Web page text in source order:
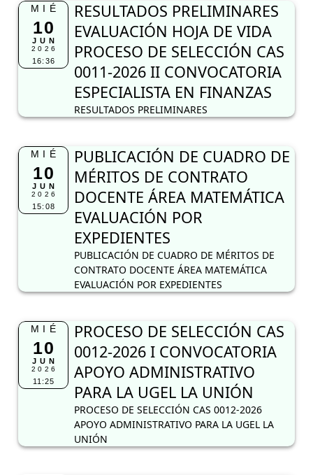
MIÉ
10
JUN
2026
16:36
RESULTADOS PRELIMINARES
EVALUACIÓN HOJA DE VIDA
PROCESO DE SELECCIÓN CAS
0011-2026 II CONVOCATORIA
ESPECIALISTA EN FINANZAS
RESULTADOS PRELIMINARES
MIÉ
10
JUN
2026
15:08
PUBLICACIÓN DE CUADRO DE
MÉRITOS DE CONTRATO
DOCENTE ÁREA MATEMÁTICA
EVALUACIÓN POR
EXPEDIENTES
PUBLICACIÓN DE CUADRO DE MÉRITOS DE
CONTRATO DOCENTE ÁREA MATEMÁTICA
EVALUACIÓN POR EXPEDIENTES
MIÉ
10
JUN
2026
11:25
PROCESO DE SELECCIÓN CAS
0012-2026 I CONVOCATORIA
APOYO ADMINISTRATIVO
PARA LA UGEL LA UNIÓN
PROCESO DE SELECCIÓN CAS 0012-2026
APOYO ADMINISTRATIVO PARA LA UGEL LA
UNIÓN